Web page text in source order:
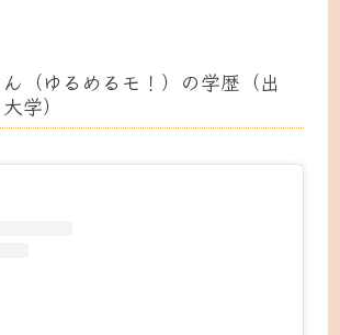
（ゆるめるモ！）の学歴（出
学）